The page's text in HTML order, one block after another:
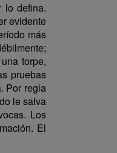
lo defina.
evidente
más
torpe,
pruebas
Por regla
le salva
Los
El